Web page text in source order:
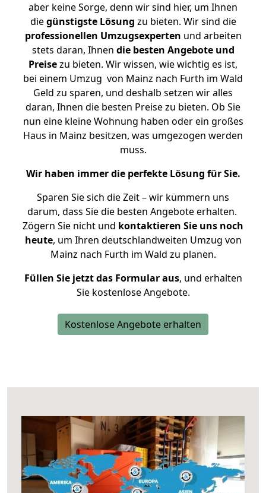
aber keine Sorge, denn wir sind hier, um Ihnen
diegünstigste Lösung zu bieten. Wir sind die
professionellen Umzugsexperten und arbeiten
stets daran, Ihnen die besten Angebote und
Preisezu bieten. Wir wissen, wie wichtig es ist,
bei einem Umzug von Mainz nach Furth im Wald
Geld zu sparen, und deshalb setzen wir alles
daran, Ihnen die besten Preise zu bieten. Ob Sie
nun eine kleine Wohnung haben oder ein großes
Haus in Mainz besitzen, was umgezogen werden
muss.
Wir haben immer die perfekte Lösung für Sie.
Sparen Sie sich die Zeit – wir kümmern uns
darum, dass Sie die besten Angebote erhalten.
Zögern Sie nicht und kontaktieren Sie uns noch
heute, um Ihren deutschlandweiten Umzug von
Mainz nach Furth im Wald zu planen.
Füllen Sie jetzt das Formular aus, und erhalten
Sie kostenlose Angebote.
Kostenlose Angebote erhalten